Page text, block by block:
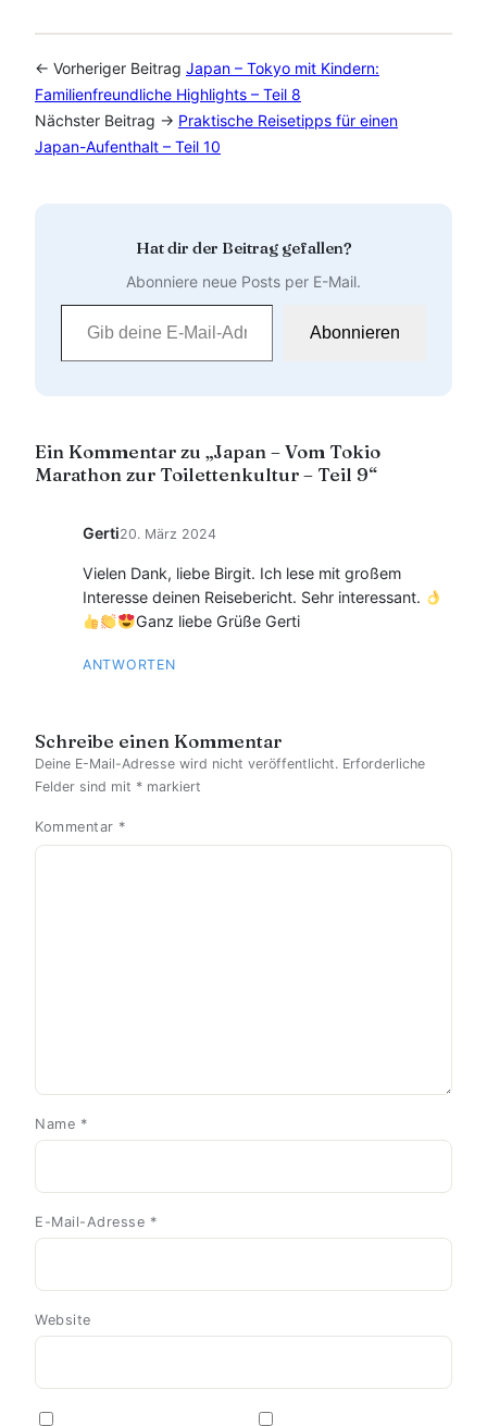
← Vorheriger Beitrag Japan – Tokyo mit Kindern:
Familienfreundliche Highlights – Teil 8
Nächster Beitrag → Praktische Reisetipps für einen
Japan-Aufenthalt – Teil 10
Hat dir der Beitrag gefallen?
Abonniere neue Posts per E-Mail.
Gib deine E-Mail-Adresse ein …
Abonnieren
Ein Kommentar zu „Japan – Vom Tokio
Marathon zur Toilettenkultur – Teil 9“
Gerti20. März 2024
Vielen Dank, liebe Birgit. Ich lese mit großem
Interesse deinen Reisebericht. Sehr interessant.
Ganz liebe Grüße Gerti
ANTWORTEN
Schreibe einen Kommentar
Deine E-Mail-Adresse wird nicht veröffentlicht. Erforderliche
Felder sind mit * markiert
Kommentar *
Name *
E-Mail-Adresse *
Website